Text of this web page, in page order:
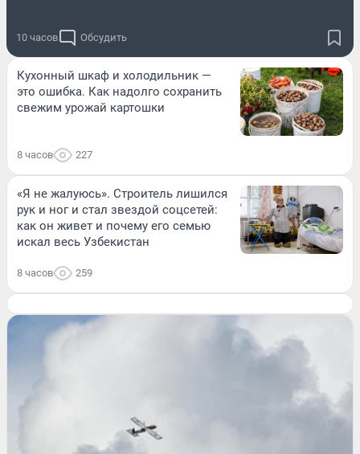
10 часов Обсудить
Кухонный шкаф и холодильник —
это ошибка. Как надолго сохранить
свежим урожай картошки
8 часов 227
«Я не жалуюсь». Строитель лишился
рук и ног и стал звездой соцсетей:
как он живет и почему его семью
искал весь Узбекистан
8 часов 259